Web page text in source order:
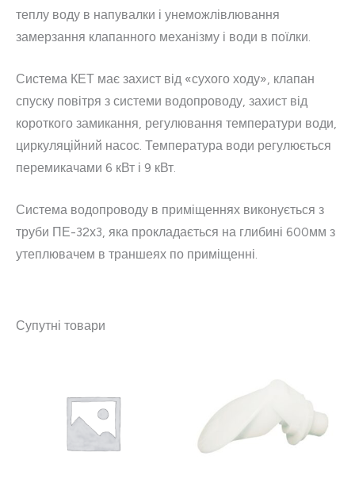
теплу воду в напувалки і унеможлівлювання
замерзання клапанного механізму і води в поїлки.
Система КЕТ має захист від «сухого ходу», клапан
спуску повітря з системи водопроводу, захист від
короткого замикання, регулювання температури води,
циркуляційний насос. Температура води регулюється
перемикачами 6 кВт і 9 кВт.
Система водопроводу в приміщеннях виконується з
труби ПЕ-32х3, яка прокладається на глибині 600мм з
утеплювачем в траншеях по приміщенні.
Супутні товари